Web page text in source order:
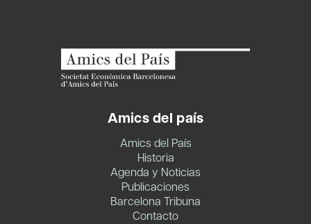
Amics del país
Amics del País
Historia
Agenda y Noticias
Publicaciones
Barcelona Tribuna
Contacto